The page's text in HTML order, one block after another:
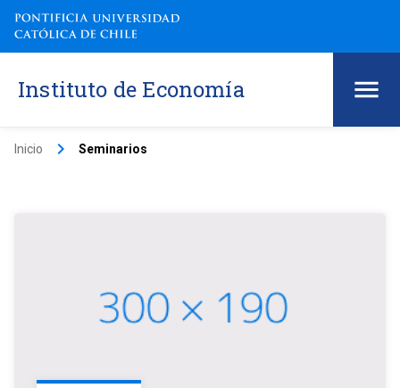
Instituto de Economía
Inicio keyboard_arrow_right Seminarios